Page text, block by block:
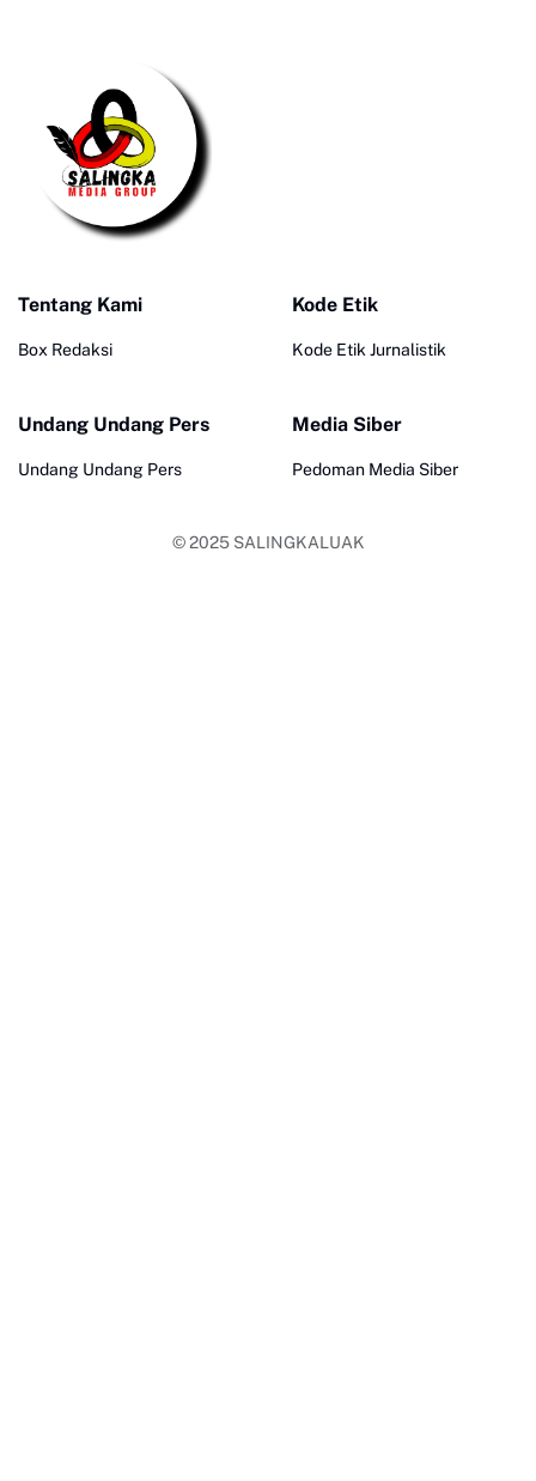
Tentang Kami
Box Redaksi
Kode Etik
Kode Etik Jurnalistik
Undang Undang Pers
Undang Undang Pers
Media Siber
Pedoman Media Siber
© 2025 SALINGKALUAK